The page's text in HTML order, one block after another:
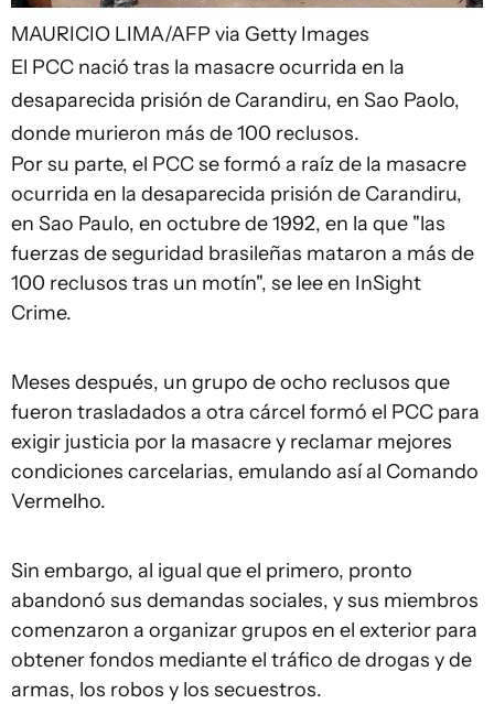
MAURICIO LIMA/AFP via Getty Images
El PCC nació tras la masacre ocurrida en la
desaparecida prisión de Carandiru, en Sao Paolo,
donde murieron más de 100 reclusos.
Por su parte, el PCC se formó a raíz de la masacre
ocurrida en la desaparecida prisión de Carandiru,
en Sao Paulo, en octubre de 1992, en la que "las
fuerzas de seguridad brasileñas mataron a más de
100 reclusos tras un motín", se lee en InSight
Crime.
Meses después, un grupo de ocho reclusos que
fueron trasladados a otra cárcel formó el PCC para
exigir justicia por la masacre y reclamar mejores
condiciones carcelarias, emulando así al Comando
Vermelho.
Sin embargo, al igual que el primero, pronto
abandonó sus demandas sociales, y sus miembros
comenzaron a organizar grupos en el exterior para
obtener fondos mediante el tráfico de drogas y de
armas, los robos y los secuestros.